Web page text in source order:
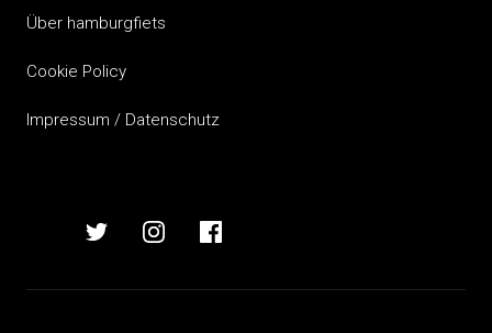
Über hamburgfiets
Cookie Policy
Impressum / Datenschutz
hamburgfietshamburgfiets
auf
hamburgfiets
auf
hamburgfiets
auf